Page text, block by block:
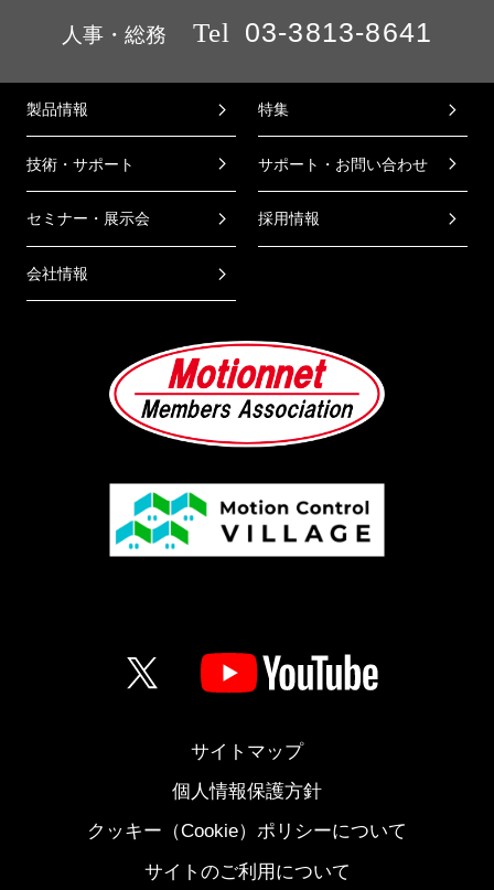
人事・総務 Tel 03-3813-8641
製品情報 特集
技術・サポート サポート・お問い合わせ
セミナー・展示会 採用情報
会社情報
サイトマップ
個人情報保護方針
クッキー（Cookie）ポリシーについて
サイトのご利用について